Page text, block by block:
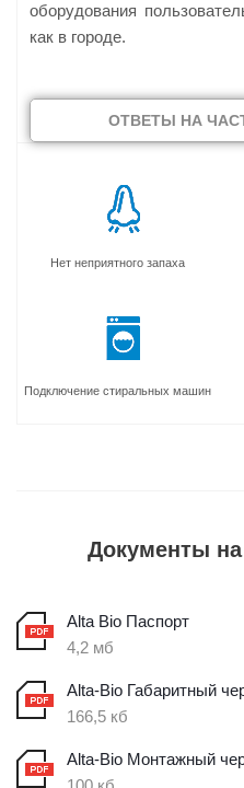
оборудования
как в городе.
ОТВЕТЫ НА
Нет неприятного запаха
Подключение стиральных машин
Документы
Alta Bio Паспорт
4,2 мб
Alta-Bio Габаритный
166,5 кб
Alta-Bio Монтажный